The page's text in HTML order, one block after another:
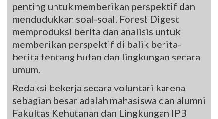
penting untuk memberikan perspektif dan
mendudukkan soal-soal. Forest Digest
memproduksi berita dan analisis untuk
memberikan perspektif di balik berita-
berita tentang hutan dan lingkungan secara
umum.
Redaksi bekerja secara voluntari karena
sebagian besar adalah mahasiswa dan alumni
Fakultas Kehutanan dan Lingkungan IPB